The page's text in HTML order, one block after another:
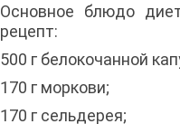
Основное блюдо
рецепт:
500 г белокочанной
170 г моркови;
170 г сельдерея;